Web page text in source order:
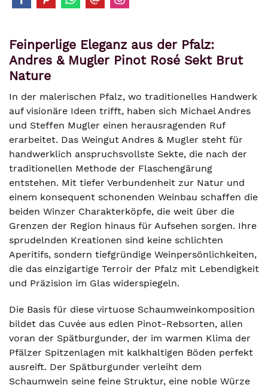
Feinperlige Eleganz aus der Pfalz:
Andres & Mugler Pinot Rosé Sekt Brut
Nature
In der malerischen Pfalz, wo traditionelles Handwerk
auf visionäre Ideen trifft, haben sich Michael Andres
und Steffen Mugler einen herausragenden Ruf
erarbeitet. Das Weingut Andres & Mugler steht für
handwerklich anspruchsvollste Sekte, die nach der
traditionellen Methode der Flaschengärung
entstehen. Mit tiefer Verbundenheit zur Natur und
einem konsequent schonenden Weinbau schaffen die
beiden Winzer Charakterköpfe, die weit über die
Grenzen der Region hinaus für Aufsehen sorgen. Ihre
sprudelnden Kreationen sind keine schlichten
Aperitifs, sondern tiefgründige Weinpersönlichkeiten,
die das einzigartige Terroir der Pfalz mit Lebendigkeit
und Präzision im Glas widerspiegeln.
Die Basis für diese virtuose Schaumweinkomposition
bildet das Cuvée aus edlen Pinot-Rebsorten, allen
voran der Spätburgunder, der im warmen Klima der
Pfälzer Spitzenlagen mit kalkhaltigen Böden perfekt
ausreift. Der Spätburgunder verleiht dem
Schaumwein seine feine Struktur, eine noble Würze